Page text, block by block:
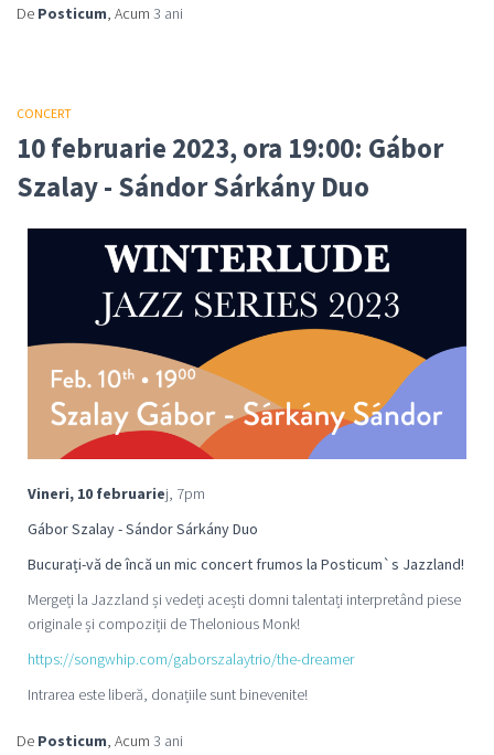
De Posticum, Acum 3 ani
CONCERT
10 februarie 2023, ora 19:00: Gábor
Szalay - Sándor Sárkány Duo
Vineri, 10 februariej, 7pm
Gábor Szalay - Sándor Sárkány Duo
Bucurați-vă de încă un mic concert frumos la Posticum`s Jazzland!
Mergeți la Jazzland și vedeți acești domni talentați interpretând piese
originale și compoziții de Thelonious Monk!
https://songwhip.com/gaborszalaytrio/the-dreamer
Intrarea este liberă, donațiile sunt binevenite!
De Posticum, Acum 3 ani